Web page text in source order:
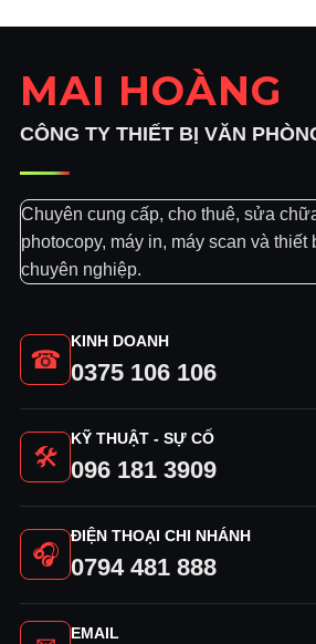
MAI HOÀNG
CÔNG TY THIẾT BỊ VĂN
Chuyên cung cấp, cho thuê, sửa
photocopy, máy in, máy scan và thiết
chuyên nghiệp.
☎
KINH DOANH
0375 106 106
🛠
KỸ THUẬT - SỰ CỐ
096 181 3909
🎧
ĐIỆN THOẠI CHI NHÁNH
0794 481 888
EMAIL